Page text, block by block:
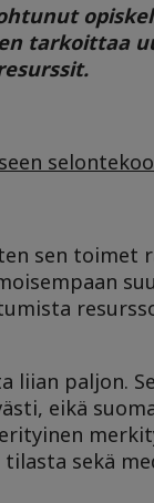
tarkoittaa
sen toimet
liian paljon.
eikä
sekä